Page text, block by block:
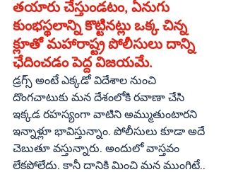
తయారు చేస్తుండటం, ఏనుగు
కుంభస్థలాన్ని కొట్టినట్లు ఒక్క చిన్న
క్లూతో మహారాష్ట్ర పోలీసులు దాన్ని
ఛేదించడం పెద్ద విజయమే.
డ్రగ్స్‌ అంటే ఎక్కడో విదేశాల నుంచి
దొంగచాటుకు మన దేశంలోకి రవాణా చేసి
ఇక్కడ రహస్యంగా వాటిని అమ్ముతుంటారని
ఇన్నాళ్లూ భావిస్తున్నాం. పోలీసులు కూడా అదే
చెబుతూ వస్తున్నారు. అందులో వాస్తవం
లేకపోలేదు. కానీ దానికి మించి మన ముంగిటే..